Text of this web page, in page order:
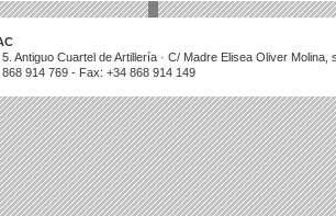
5. Antiguo Cuartel de Artillería · C/ Madre Elisea Oliver
868 914 769 - Fax: +34 868 914 149